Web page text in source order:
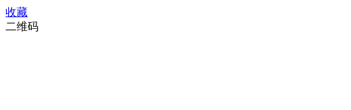
收藏
二维码